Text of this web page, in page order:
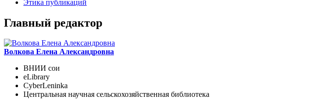
Этика публикаций
Главный редактор
Волкова Елена Александровна
ВНИИ сои
eLibrary
CyberLeninka
Центральная научная сельскохозяйственная библиотека